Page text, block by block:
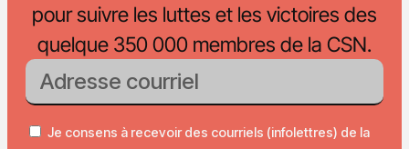
pour suivre les luttes et les victoires des
quelque 350 000 membres de la CSN.
Je consens à recevoir des courriels (infolettres) de la